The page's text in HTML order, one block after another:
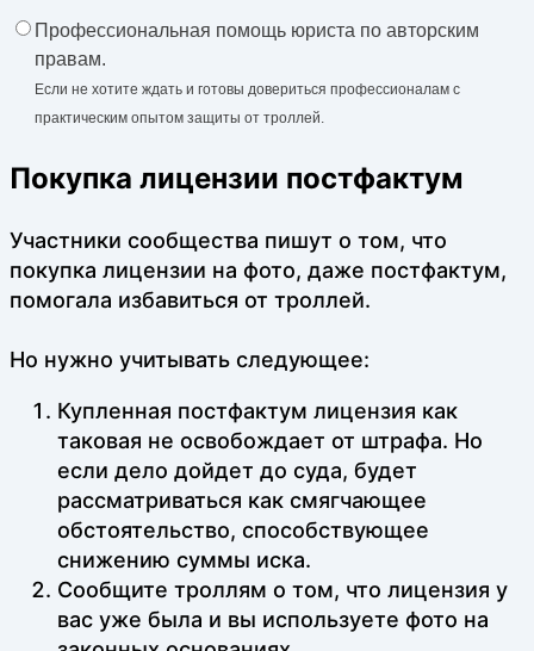
Профессиональная помощь юриста по авторским
правам.
Если не хотите ждать и готовы довериться профессионалам с
практическим опытом защиты от троллей.
Покупка лицензии постфактум
Участники сообщества пишут о том, что
покупка лицензии на фото, даже постфактум,
помогала избавиться от троллей.
Но нужно учитывать следующее:
Купленная постфактум лицензия как
таковая не освобождает от штрафа. Но
если дело дойдет до суда, будет
рассматриваться как смягчающее
обстоятельство, способствующее
снижению суммы иска.
Сообщите троллям о том, что лицензия у
вас уже была и вы используете фото на